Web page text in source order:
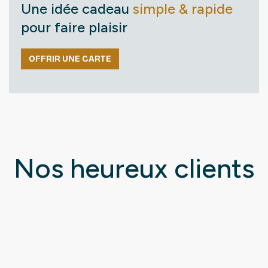
Une idée cadeau simple & rapide
pour faire plaisir
OFFRIR UNE CARTE
Nos heureux clients